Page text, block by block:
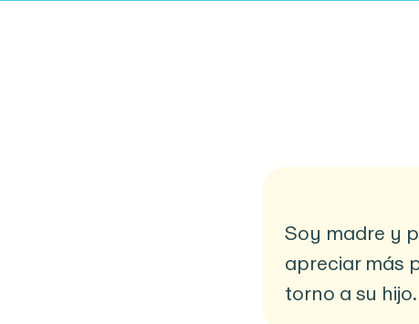
Soy madre y
apreciar más
torno a su hijo.